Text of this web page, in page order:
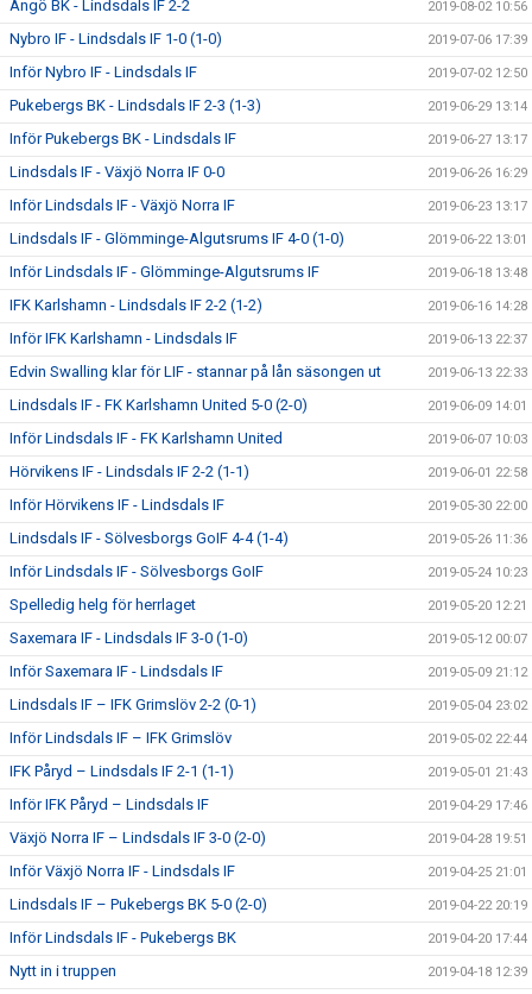
Ängö BK - Lindsdals IF 2-2 2019-08-02 10:56
Nybro IF - Lindsdals IF 1-0 (1-0) 2019-07-06 17:39
Inför Nybro IF - Lindsdals IF 2019-07-02 12:50
Pukebergs BK - Lindsdals IF 2-3 (1-3) 2019-06-29 13:14
Inför Pukebergs BK - Lindsdals IF 2019-06-27 13:17
Lindsdals IF - Växjö Norra IF 0-0 2019-06-26 16:29
Inför Lindsdals IF - Växjö Norra IF 2019-06-23 13:17
Lindsdals IF - Glömminge-Algutsrums IF 4-0 (1-0) 2019-06-22 13:01
Inför Lindsdals IF - Glömminge-Algutsrums IF 2019-06-18 13:48
IFK Karlshamn - Lindsdals IF 2-2 (1-2) 2019-06-16 14:28
Inför IFK Karlshamn - Lindsdals IF 2019-06-13 22:37
Edvin Swalling klar för LIF - stannar på lån säsongen ut 2019-06-13 22:33
Lindsdals IF - FK Karlshamn United 5-0 (2-0) 2019-06-09 14:01
Inför Lindsdals IF - FK Karlshamn United 2019-06-07 10:03
Hörvikens IF - Lindsdals IF 2-2 (1-1) 2019-06-01 22:58
Inför Hörvikens IF - Lindsdals IF 2019-05-30 22:00
Lindsdals IF - Sölvesborgs GoIF 4-4 (1-4) 2019-05-26 11:36
Inför Lindsdals IF - Sölvesborgs GoIF 2019-05-24 10:23
Spelledig helg för herrlaget 2019-05-20 12:21
Saxemara IF - Lindsdals IF 3-0 (1-0) 2019-05-12 00:07
Inför Saxemara IF - Lindsdals IF 2019-05-09 21:12
Lindsdals IF – IFK Grimslöv 2-2 (0-1) 2019-05-04 23:02
Inför Lindsdals IF – IFK Grimslöv 2019-05-02 22:44
IFK Påryd – Lindsdals IF 2-1 (1-1) 2019-05-01 21:43
Inför IFK Påryd – Lindsdals IF 2019-04-29 17:46
Växjö Norra IF – Lindsdals IF 3-0 (2-0) 2019-04-28 19:51
Inför Växjö Norra IF - Lindsdals IF 2019-04-25 21:01
Lindsdals IF – Pukebergs BK 5-0 (2-0) 2019-04-22 20:19
Inför Lindsdals IF - Pukebergs BK 2019-04-20 17:44
Nytt in i truppen 2019-04-18 12:39